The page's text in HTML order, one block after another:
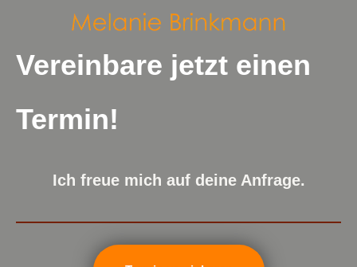
Vereinbare jetzt einen
Termin!
Ich freue mich auf deine Anfrage.